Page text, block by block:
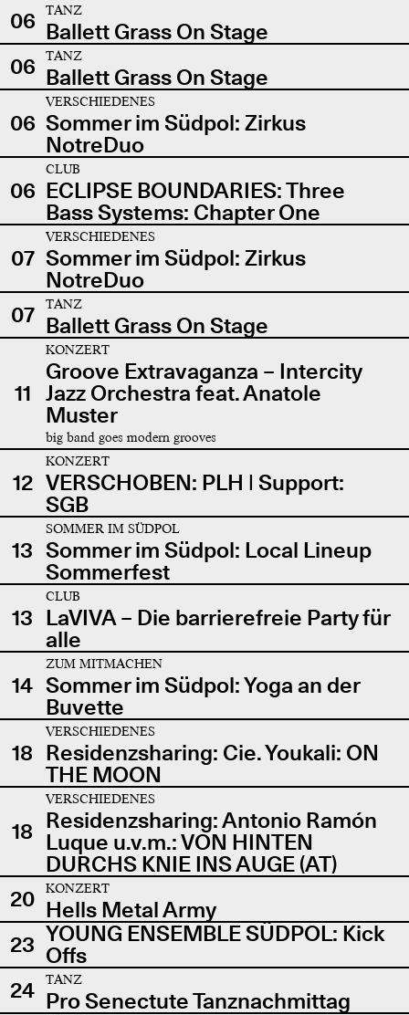
06
TANZ
Ballett Grass On Stage
06
TANZ
Ballett Grass On Stage
06
VERSCHIEDENES
Sommer im Südpol: Zirkus
NotreDuo
06
CLUB
ECLIPSE BOUNDARIES: Three
Bass Systems: Chapter One
07
VERSCHIEDENES
Sommer im Südpol: Zirkus
NotreDuo
07
TANZ
Ballett Grass On Stage
11
KONZERT
Groove Extravaganza – Intercity
Jazz Orchestra feat. Anatole
Muster
big band goes modern grooves
12
KONZERT
VERSCHOBEN: PLH | Support:
SGB
13
SOMMER IM SÜDPOL
Sommer im Südpol: Local Lineup
Sommerfest
13
CLUB
LaVIVA – Die barrierefreie Party für
alle
14
ZUM MITMACHEN
Sommer im Südpol: Yoga an der
Buvette
18
VERSCHIEDENES
Residenzsharing: Cie. Youkali: ON
THE MOON
18
VERSCHIEDENES
Residenzsharing: Antonio Ramón
Luque u.v.m.: VON HINTEN
DURCHS KNIE INS AUGE (AT)
20
KONZERT
Hells Metal Army
23 YOUNG ENSEMBLE SÜDPOL: Kick
Offs
24
TANZ
Pro Senectute Tanznachmittag